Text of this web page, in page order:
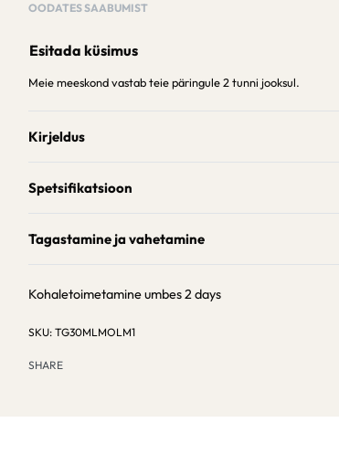
OODATES SAABUMIST
Esitada küsimus
Meie meeskond vastab teie päringule 2 tunni jooksul.
Kirjeldus
Spetsifikatsioon
Tagastamine ja vahetamine
Kohaletoimetamine umbes2 days
TG30MLMOLM1
SHARE